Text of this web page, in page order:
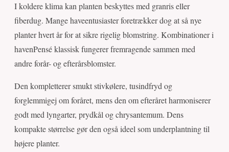
I koldere klima kan planten beskyttes med granris eller
fiberdug. Mange haveentusiaster foretrækker dog at så nye
planter hvert år for at sikre rigelig blomstring. Kombinationer i
havenPensé klassisk fungerer fremragende sammen med
andre forår- og efterårsblomster.
Den kompletterer smukt stivkølere, tusindfryd og
forglemmigej om foråret, mens den om efteråret harmoniserer
godt med lyngarter, prydkål og chrysantemum. Dens
kompakte størrelse gør den også ideel som underplantning til
højere planter.